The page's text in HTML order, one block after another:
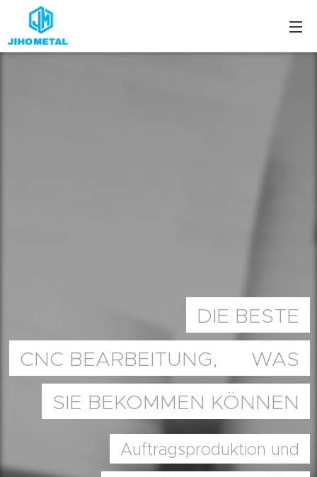
DIE BESTE
CNC BEARBEITUNG, WAS
SIE BEKOMMEN KÖNNEN
Auftragsproduktion und